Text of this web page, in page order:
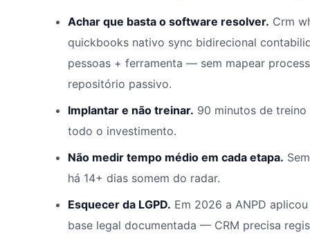
Achar que basta o software resolver. Crm
quickbooks nativo sync bidirecional
pessoas + ferramenta — sem mapear
repositório passivo.
Implantar e não treinar. 90 minutos de
todo o investimento.
Não medir tempo médio em cada etapa.
há 14+ dias somem do radar.
Esquecer da LGPD. Em 2026 a ANPD
base legal documentada — CRM precisa